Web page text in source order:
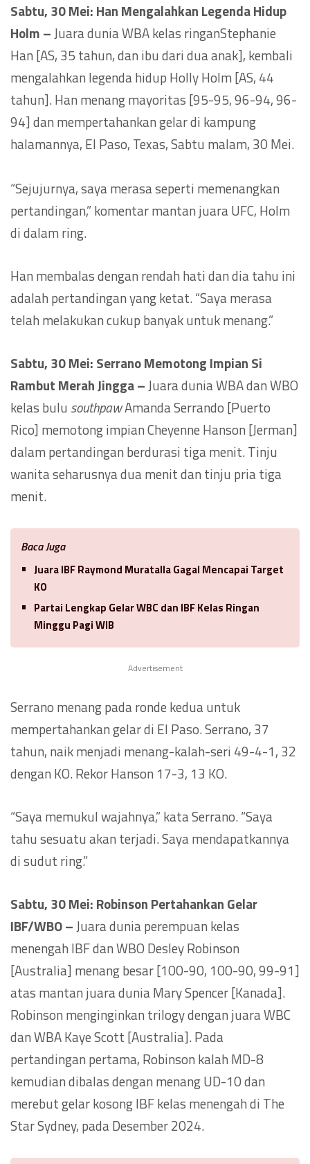
Sabtu, 30 Mei: Han Mengalahkan Legenda Hidup
Holm –Juara dunia WBA kelas ringanStephanie
Han [AS, 35 tahun, dan ibu dari dua anak], kembali
mengalahkan legenda hidup Holly Holm [AS, 44
tahun]. Han menang mayoritas [95-95, 96-94, 96-
94] dan mempertahankan gelar di kampung
halamannya, El Paso, Texas, Sabtu malam, 30 Mei.
“Sejujurnya, saya merasa seperti memenangkan
pertandingan,” komentar mantan juara UFC, Holm
di dalam ring.
Han membalas dengan rendah hati dan dia tahu ini
adalah pertandingan yang ketat. “Saya merasa
telah melakukan cukup banyak untuk menang.”
Sabtu, 30 Mei: SerranoMemotong Impian Si
Rambut Merah Jingga –Juara dunia WBA dan WBO
kelas bulu southpawAmanda Serrando [Puerto
Rico] memotong impian Cheyenne Hanson [Jerman]
dalam pertandingan berdurasi tiga menit. Tinju
wanita seharusnya dua menit dan tinju pria tiga
menit.
Baca Juga
Juara IBF Raymond Muratalla Gagal Mencapai Target
KO
Partai Lengkap Gelar WBC dan IBF Kelas Ringan
Minggu Pagi WIB
Advertisement
Serrano menang pada ronde kedua untuk
mempertahankan gelar di El Paso. Serrano, 37
tahun, naik menjadi menang-kalah-seri 49-4-1, 32
dengan KO. Rekor Hanson 17-3, 13 KO.
“Saya memukul wajahnya,” kata Serrano. “Saya
tahu sesuatu akan terjadi. Saya mendapatkannya
di sudut ring.”
Sabtu, 30 Mei: Robinson Pertahankan Gelar
IBF/WBO –Juara dunia perempuan kelas
menengah IBF dan WBO Desley Robinson
[Australia] menang besar [100-90, 100-90, 99-91]
atas mantan juara dunia Mary Spencer [Kanada].
Robinson menginginkan trilogy dengan juara WBC
dan WBA Kaye Scott [Australia]. Pada
pertandingan pertama, Robinson kalah MD-8
kemudian dibalas dengan menang UD-10 dan
merebut gelar kosong IBF kelas menengah di The
Star Sydney, pada Desember 2024.